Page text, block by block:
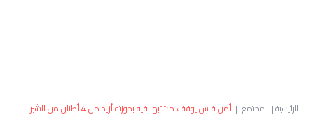
العالم الرئيسية| مجتمع | أمن فاس يوقف مشتبها فيه بحوزته أزيد من 4 أطنان من الشيرا